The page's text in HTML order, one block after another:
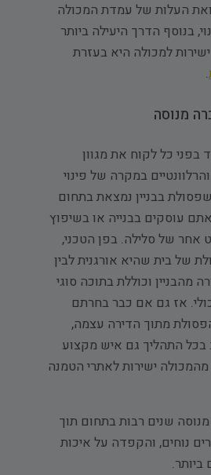
העלות של עמדת המכולה
בנוסף הדרך היעילה ביותר
למכולה היא בעזרת
מנוסה
בפני כל לקוח את מגוון
במקרה של פינוי
בבניין נמצאת בתחום
עוסקים בבנייה או בשיפוץ
של סלילה. בפן הטכני,
של בית שהיא אורגנית לבין
וכוללת בתוכה סוגי
אז גם אם כבר בחרתם
מתוך הדירה עצמה,
התהליך גם איש מקצוע
ישירות לאתרי הטמנה
שנים רבות בתחום תוך
נוחים, והקפדה על איכות